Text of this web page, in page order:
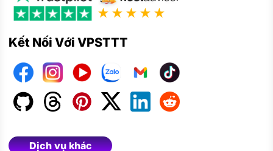
★★★★★
Kết Nối Với VPSTTT
Dịch vụ khác